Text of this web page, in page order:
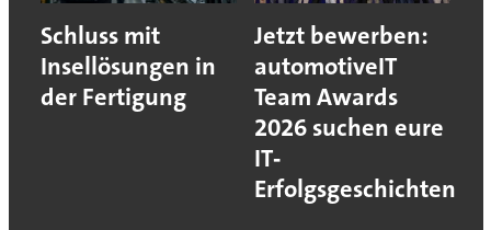
Schluss mit
Insellösungen in
der Fertigung
Jetzt bewerben:
automotiveIT
Team Awards
2026 suchen eure
IT‐
Erfolgsgeschichten